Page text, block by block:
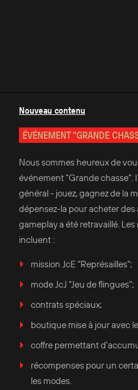
Nouveau contenu
ÉVÉNEMENT "GRANDE
Nous sommes heureux de
événement "Grande chasse".
général - jouez, gagnez de la
dépensez-la pour acheter des
gameplay a été retravaillé.
incluent :
mission JcE "Représailles";
mode JcJ "Jeu de flingues";
contrats spéciaux;
boutique mise à jour avec
coffre permettant
récompenses pour un
les modes.